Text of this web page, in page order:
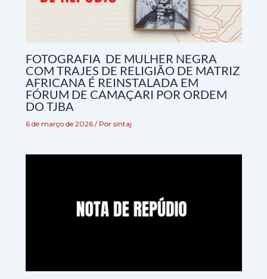
FOTOGRAFIA DE MULHER NEGRA
COM TRAJES DE RELIGIÃO DE MATRIZ
AFRICANA É REINSTALADA EM
FÓRUM DE CAMAÇARI POR ORDEM
DO TJBA
6 de março de 2026 / Por sintaj